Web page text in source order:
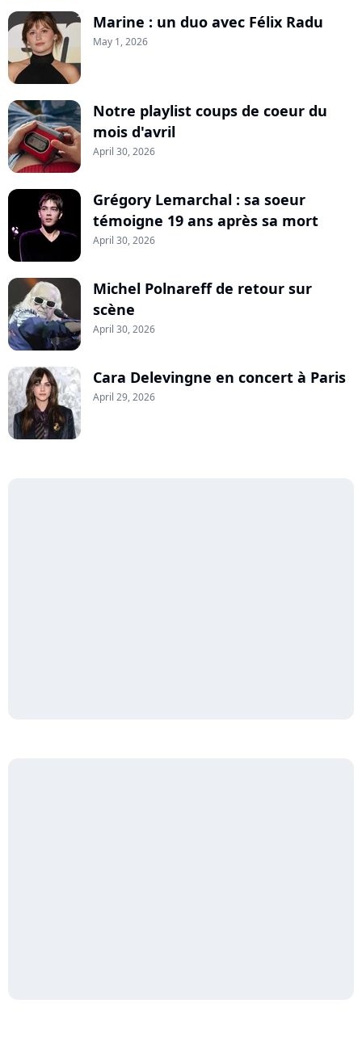
Marine : un duo avec Félix Radu
May 1, 2026
Notre playlist coups de coeur du
mois d'avril
April 30, 2026
Grégory Lemarchal : sa soeur
témoigne 19 ans après sa mort
April 30, 2026
Michel Polnareff de retour sur
scène
April 30, 2026
Cara Delevingne en concert à Paris
April 29, 2026